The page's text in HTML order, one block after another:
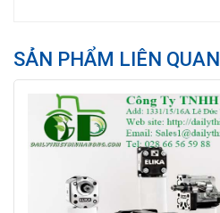
SẢN PHẨM LIÊN QUAN